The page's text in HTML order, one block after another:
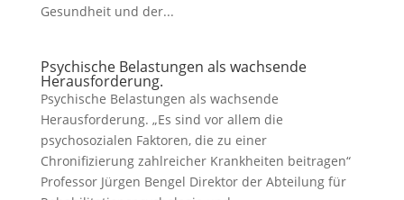
Gesundheit und der...
Psychische Belastungen als wachsende
Herausforderung.
Psychische Belastungen als wachsende
Herausforderung. „Es sind vor allem die
psychosozialen Faktoren, die zu einer
Chronifizierung zahlreicher Krankheiten beitragen“
Professor Jürgen Bengel Direktor der Abteilung für